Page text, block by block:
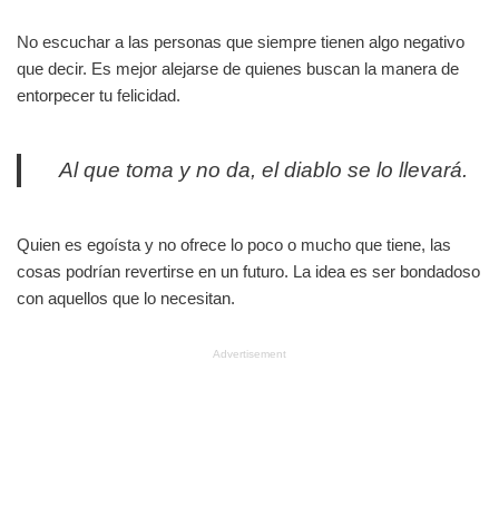
No escuchar a las personas que siempre tienen algo negativo
que decir. Es mejor alejarse de quienes buscan la manera de
entorpecer tu felicidad.
Al que toma y no da, el diablo se lo llevará.
Quien es egoísta y no ofrece lo poco o mucho que tiene, las
cosas podrían revertirse en un futuro. La idea es ser bondadoso
con aquellos que lo necesitan.
Advertisement